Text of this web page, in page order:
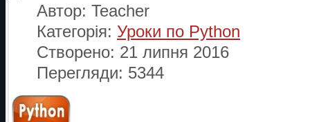
Автор: Teacher
Категорія: Уроки по Python
Створено: 21 липня 2016
Перегляди: 5344